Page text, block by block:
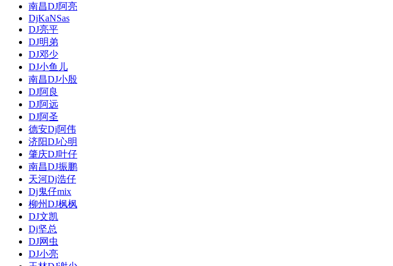
南昌DJ阿亮
DjKaNSas
DJ亮平
DJ明弟
DJ邓少
DJ小鱼儿
南昌DJ小殷
DJ阿良
DJ阿远
DJ阿圣
德安Dj阿伟
济阳DJ心明
肇庆DJ叶仔
南昌DJ振鹏
天河Dj浩仔
Dj鬼仔mix
柳州DJ枫枫
DJ文凯
Dj坚总
DJ网虫
DJ小亮